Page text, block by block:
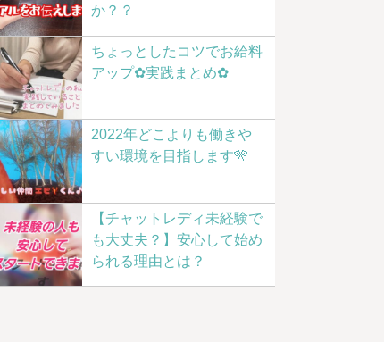
か？？
ちょっとしたコツでお給料
アップ✿実践まとめ✿
2022年どこよりも働きや
すい環境を目指します🎌
【チャットレディ未経験で
も大丈夫？】安心して始め
られる理由とは？